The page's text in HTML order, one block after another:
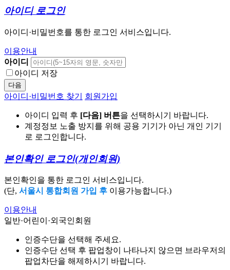
아이디 로그인
아이디·비밀번호를 통한 로그인 서비스입니다.
이용안내
아이디
아이디 저장
다음
아이디·비밀번호 찾기 회원가입
아이디 입력 후 [다음] 버튼을 선택하시기 바랍니다.
계정정보 노출 방지를 위해 공용 기기가 아닌 개인 기기
로 로그인합니다.
본인확인 로그인(개인회원)
본인확인을 통한 로그인 서비스입니다.
(단, 서울시 통합회원 가입 후 이용가능합니다.)
이용안내
일반·어린이·외국인회원
인증수단을 선택해 주세요.
인증수단 선택 후 팝업창이 나타나지 않으면 브라우저의
팝업차단을 해제하시기 바랍니다.